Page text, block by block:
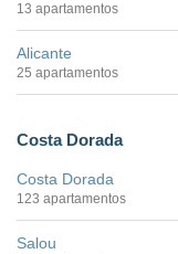
13 apartamentos
Alicante
25 apartamentos
Costa Dorada
Costa Dorada
123 apartamentos
Salou